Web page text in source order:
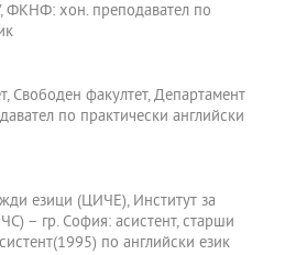
ФКНФ: хон. преподавател по
Свободен факултет, Департамент
по практически английски
езици (ЦИЧЕ), Институт за
– гр. София: асистент, старши
по английски език